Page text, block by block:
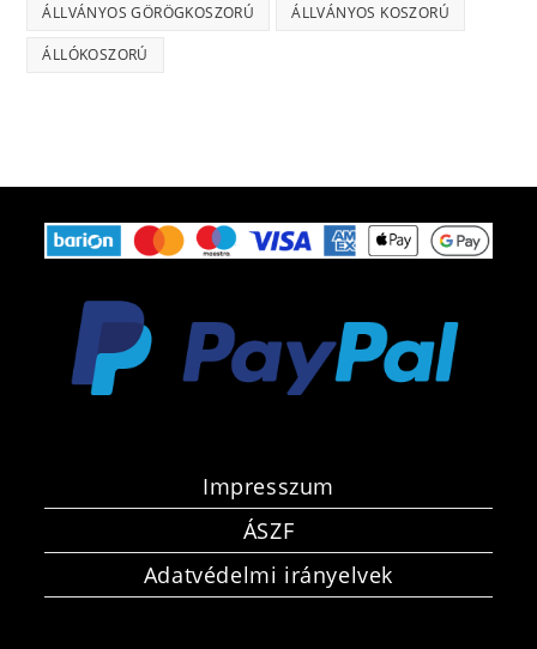
ÁLLVÁNYOS GÖRÖGKOSZORÚ ÁLLVÁNYOS KOSZORÚ
ÁLLÓKOSZORÚ
Impresszum
ÁSZF
Adatvédelmi irányelvek